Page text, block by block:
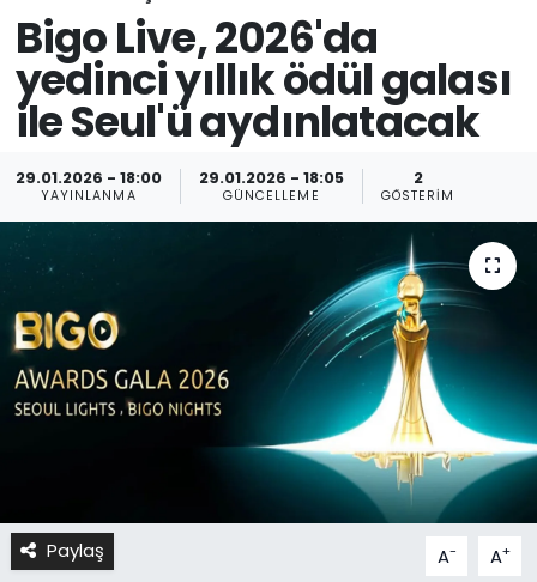
Bigo Live, 2026'da
yedinci yıllık ödül galası
ile Seul'ü aydınlatacak
29.01.2026 - 18:00
YAYINLANMA
29.01.2026 - 18:05
GÜNCELLEME
2
GÖSTERIM
Paylaş A- A+
Son Dakika Haberleri
Haber Arşivi